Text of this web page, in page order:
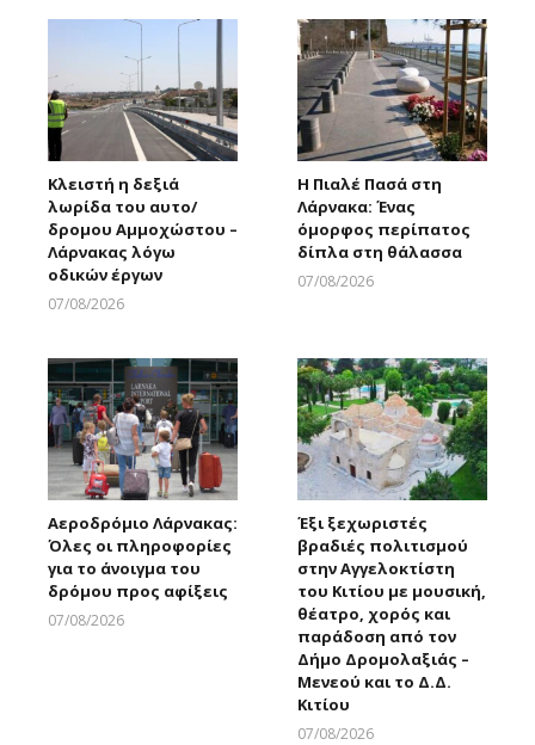
Κλειστή η δεξιά
λωρίδα του αυτο/
δρομου Αμμοχώστου –
Λάρνακας λόγω
οδικών έργων
07/08/2026
Η Πιαλέ Πασά στη
Λάρνακα: Ένας
όμορφος περίπατος
δίπλα στη θάλασσα
07/08/2026
Αεροδρόμιο Λάρνακας:
Όλες οι πληροφορίες
για το άνοιγμα του
δρόμου προς αφίξεις
07/08/2026
Έξι ξεχωριστές
βραδιές πολιτισμού
στην Αγγελοκτίστη
του Κιτίου με μουσική,
θέατρο, χορός και
παράδοση από τον
Δήμο Δρομολαξιάς –
Μενεού και το Δ.Δ.
Κιτίου
07/08/2026